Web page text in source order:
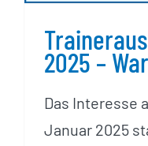
2025 –
Das Interesse
Januar 2025